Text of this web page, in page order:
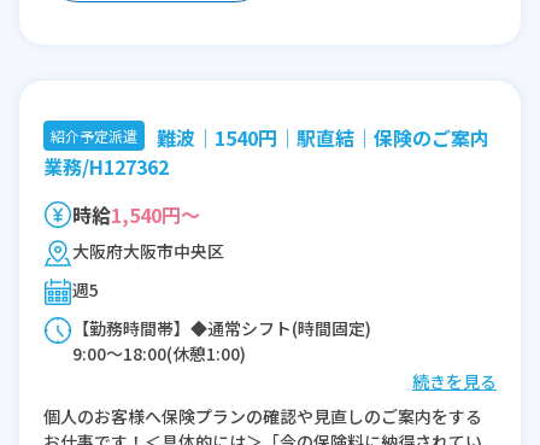
紹介予定派遣
難波│1540円│駅直結│保険のご案内
業務/H127362
時給1,540円～
大阪府大阪市中央区
週5
【勤務時間帯】◆通常シフト(時間固定)
9:00〜18:00(休憩1:00)
※残業：5〜10時間程度/月
続きを見る
個人のお客様へ保険プランの確認や見直しのご案内をする